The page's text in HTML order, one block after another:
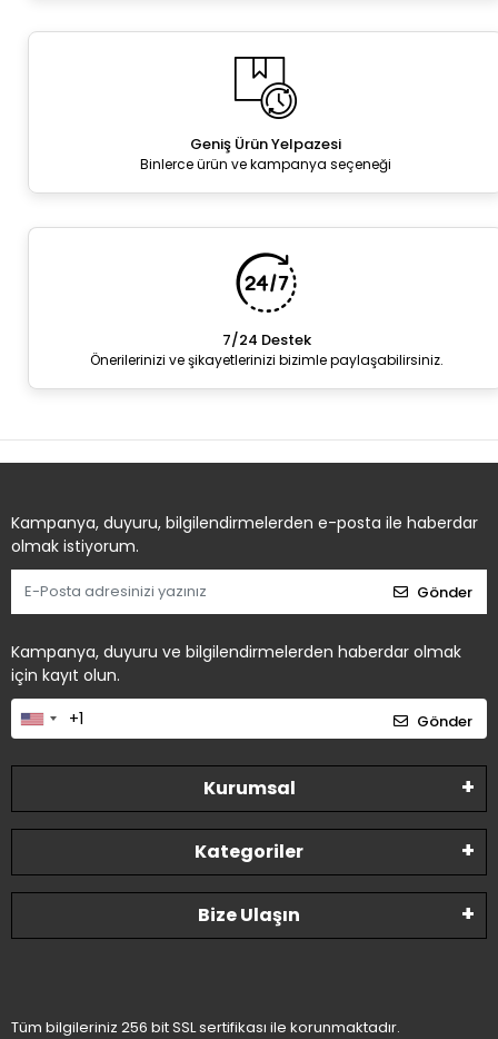
Geniş Ürün Yelpazesi
Binlerce ürün ve kampanya seçeneği
7/24 Destek
Önerilerinizi ve şikayetlerinizi bizimle paylaşabilirsiniz.
Kampanya, duyuru, bilgilendirmelerden e-posta ile haberdar
olmak istiyorum.
Gönder
Kampanya, duyuru ve bilgilendirmelerden haberdar olmak
için kayıt olun.
Gönder
Kurumsal
Kategoriler
Bize Ulaşın
Tüm bilgileriniz 256 bit SSL sertifikası ile korunmaktadır.